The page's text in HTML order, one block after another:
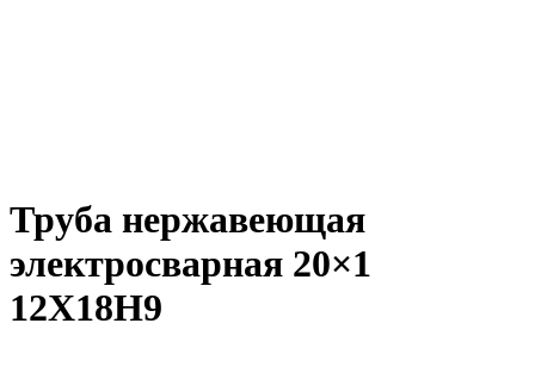
Труба нержавеющая
электросварная 20×1
12Х18Н9